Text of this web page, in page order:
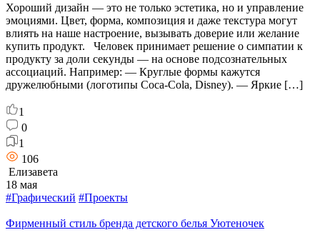
Хороший дизайн — это не только эстетика, но и управление
эмоциями. Цвет, форма, композиция и даже текстура могут
влиять на наше настроение, вызывать доверие или желание
купить продукт. Человек принимает решение о симпатии к
продукту за доли секунды — на основе подсознательных
ассоциаций. Например: — Круглые формы кажутся
дружелюбными (логотипы Coca-Cola, Disney). — Яркие […]
1
0
1
106
Елизавета
18 мая
#Графический #Проекты
Фирменный стиль бренда детского белья Уютеночек